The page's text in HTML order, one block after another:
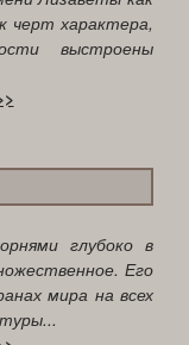
черт характера,
выстроены
глубоко в
Его
мира на всех